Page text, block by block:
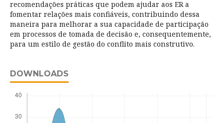
recomendações práticas que podem ajudar aos ER a
fomentar relações mais confiáveis, contribuindo dessa
maneira para melhorar a sua capacidade de participação
em processos de tomada de decisão e, consequentemente,
para um estilo de gestão do conflito mais construtivo.
DOWNLOADS